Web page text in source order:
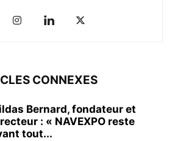
CONNEXES
Bernard, fondateur et
: « NAVEXPO reste
tout...